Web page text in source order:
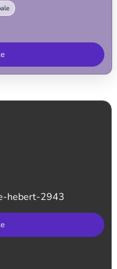
hebert-2943